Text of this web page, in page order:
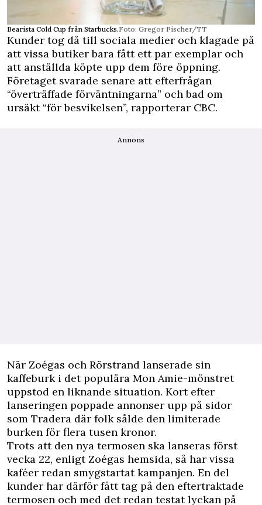
Bearista Cold Cup från Starbucks.Foto: Gregor Fischer/TT
Kunder tog då till sociala medier och klagade på
att vissa butiker bara fått ett par exemplar och
att anställda köpte upp dem före öppning.
Företaget svarade senare att efterfrågan
“överträffade förväntningarna” och bad om
ursäkt “för besvikelsen”, rapporterar CBC.
Annons
När Zoégas och Rörstrand lanserade sin
kaffeburk i det populära Mon Amie-mönstret
uppstod en liknande situation. Kort efter
lanseringen poppade annonser upp på sidor
som Tradera där folk sålde den limiterade
burken för flera tusen kronor.
Trots att den nya termosen ska lanseras först
vecka 22, enligt Zoégas hemsida, så har vissa
kaféer redan smygstartat kampanjen. En del
kunder har därför fått tag på den eftertraktade
termosen och med det redan testat lyckan på